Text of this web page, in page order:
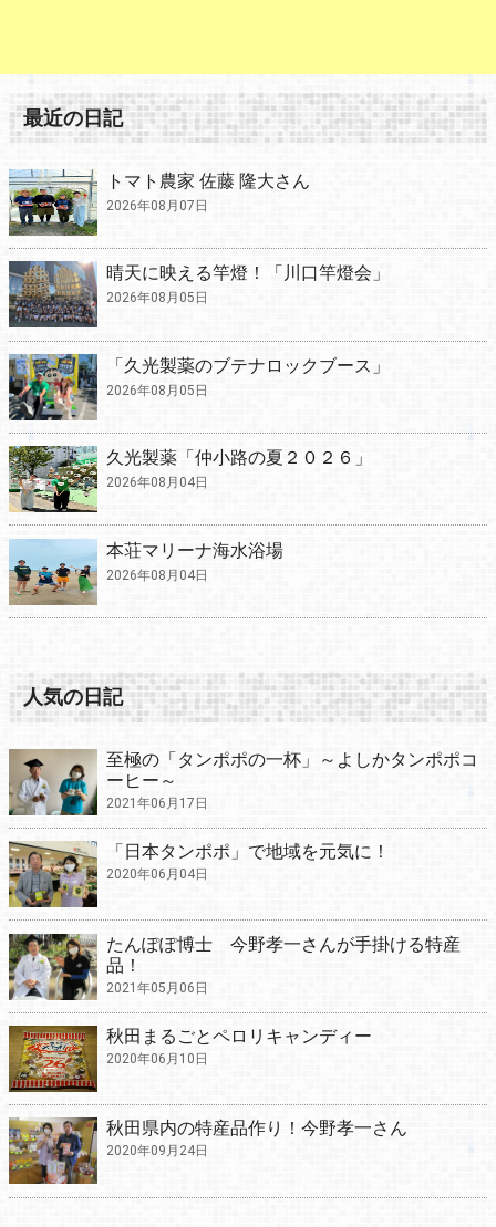
最近の日記
トマト農家 佐藤 隆大さん
2026年08月07日
晴天に映える竿燈！「川口竿燈会」
2026年08月05日
「久光製薬のブテナロックブース」
2026年08月05日
久光製薬「仲小路の夏２０２６」
2026年08月04日
本荘マリーナ海水浴場
2026年08月04日
人気の日記
至極の「タンポポの一杯」～よしかタンポポコ
ーヒー～
2021年06月17日
「日本タンポポ」で地域を元気に！
2020年06月04日
たんぽぽ博士 今野孝一さんが手掛ける特産
品！
2021年05月06日
秋田まるごとペロリキャンディー
2020年06月10日
秋田県内の特産品作り！今野孝一さん
2020年09月24日